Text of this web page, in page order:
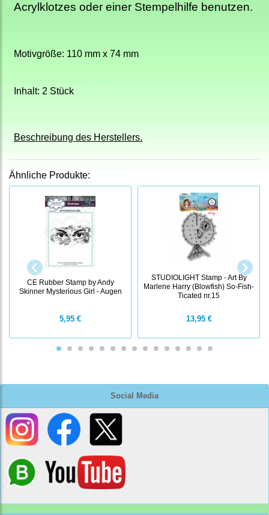
Social Media
Acrylklotzes oder einer Stempelhilfe benutzen.
Motivgröße: 110 mm x 74 mm
Inhalt: 2 Stück
Beschreibung des Herstellers.
Ähnliche Produkte:
CE Rubber Stamp by Andy
Skinner Mysterious Girl - Augen
5,95 €
STUDIOLIGHT Stamp - Art By
Marlene Harry (Blowfish) So-Fish-
Ticated nr.15
13,95 €